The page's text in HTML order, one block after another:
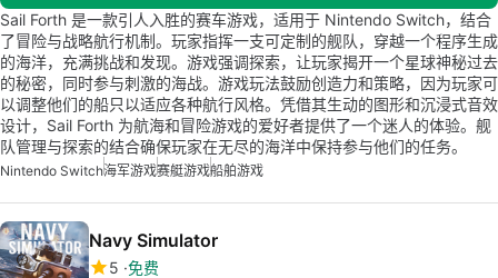
Sail Forth 是一款引人入胜的赛车游戏，适用于 Nintendo Switch，结合
了冒险与战略航行机制。玩家指挥一支可定制的舰队，穿越一个程序生成
的海洋，充满挑战和发现。游戏强调探索，让玩家揭开一个星球神秘过去
的秘密，同时参与刺激的海战。游戏玩法鼓励创造力和策略，因为玩家可
以调整他们的船只以适应各种航行风格。凭借其生动的图形和沉浸式音效
设计，Sail Forth 为航海和冒险游戏的爱好者提供了一个迷人的体验。舰
队管理与探索的结合确保玩家在无尽的海洋中保持参与他们的任务。
Nintendo Switch海军游戏赛艇游戏船舶游戏
Navy Simulator
5 免费